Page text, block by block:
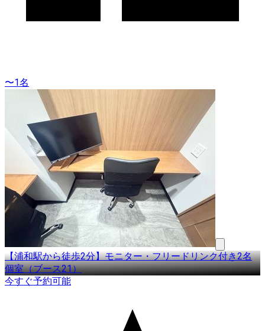
〜1名
【浦和駅から徒歩2分】モニター・フリードリンク付き2名
個室（ブース21）
今すぐ予約可能